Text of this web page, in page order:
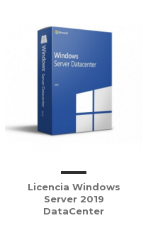
Licencia Windows
Server 2019
DataCenter